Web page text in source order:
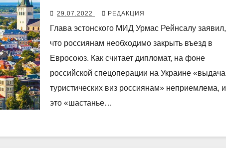
Евросоюз для россиян
29.07.2022 РЕДАКЦИЯ
Глава эстонского МИД Урмас Рейнсалу заявил,
что россиянам необходимо закрыть въезд в
Евросоюз. Как считает дипломат, на фоне
российской спецоперации на Украине «выдача
туристических виз россиянам» неприемлема, и
это «шастанье…